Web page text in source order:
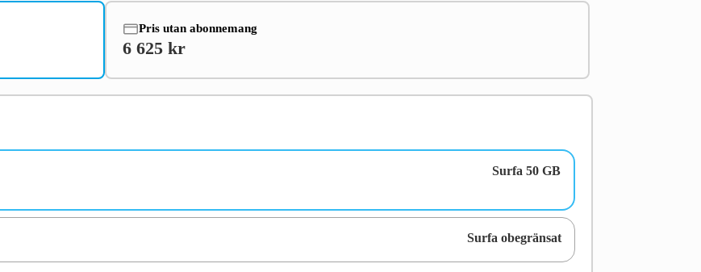
Pris utan abonnemang
6 625 kr
Surfa 50 GB
Surfa obegränsat